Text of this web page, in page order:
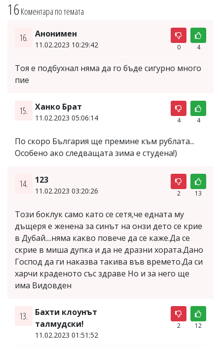
16Коментара по темата
16. Анонимен
11.02.2023 10:29:42 0 4
Тоя е подбухнал няма да го бъде сигурно много
пие
15. Ханко Брат
11.02.2023 05:06:14 4 4
По скоро България ще премине към рублата...
Особено ако следващата зима е студена!)
14. 123
11.02.2023 03:20:26 2 13
Този боклук само като се сетя,че едната му
дъщеря е женена за синът на онзи дето се крие
в Дубай....няма какво повече да се каже.Да се
скрие в миша дупка и да не дразни хората.Дано
Господ да ги наказва такива във времето.Да си
харчи краденото със здраве Но и за него ще
има Видовден
13.
Бахти клоунът
талмудски!
11.02.2023 01:51:52
2 12